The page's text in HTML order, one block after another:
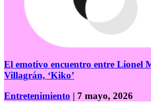
El emotivo encuentro entre Lionel
Villagrán, ‘Kiko’
Entretenimiento | 7 mayo, 2026